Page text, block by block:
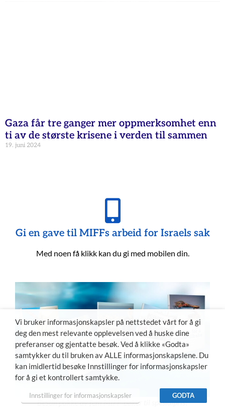
Gaza får tre ganger mer oppmerksomhet enn
ti av de største krisene i verden til sammen
19. juni 2024
Gi en gave til MIFFs arbeid for Israels sak
Med noen få klikk kan du gi med mobilen din.
Bestill pakke av fem MIFF-bøker til spesialpris!
Vi bruker informasjonskapsler på nettstedet vårt for å gi
deg den mest relevante opplevelsen ved å huske dine
preferanser og gjentatte besøk. Ved å klikke «Godta»
samtykker du til bruken av ALLE informasjonskapslene. Du
kan imidlertid besøke Innstillinger for informasjonskapsler
for å gi et kontrollert samtykke.
Innstillinger for informasjonskapsler GODTA